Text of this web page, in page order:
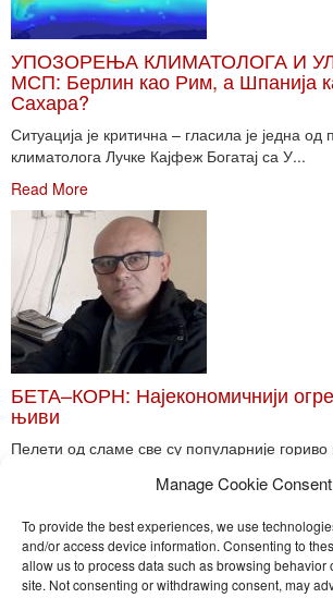
Manage Cookie Consent
To provide the best experiences, we use
and/or access device information. Consenting to
allow us to process data such as browsing behavior
site. Not consenting or withdrawing consent, may
УПОЗОРЕЊА КЛИМАТОЛОГА И
МСП: Берлин као Рим, а Шпанија
Сахара?
Ситуација је критична – гласила је једна
климатолога Лучке Кајфеж Богатај са У...
Read More
БЕТА–КОРН: Најекономичнији
њиви
Пелети од сламе све су популарније